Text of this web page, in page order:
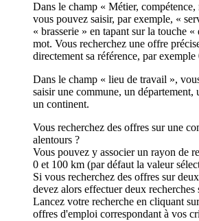
Dans le champ « Métier,
vous pouvez saisir, par exemple, «
« brasserie » en tapant sur la touche «
mot. Vous recherchez une offre
directement sa référence, par
Dans le champ « lieu de travail »,
saisir une commune, un département,
un continent.
Vous recherchez des offres sur une
alentours ?
Vous pouvez y associer un rayon de
0 et 100 km (par défaut la valeur
Si vous recherchez des offres sur
devez alors effectuer deux recherches
Lancez votre recherche en cliquant
offres d'emploi correspondant à vos